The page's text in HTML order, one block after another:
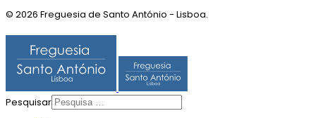
© 2026 Freguesia de Santo António - Lisboa.
Pesquisar